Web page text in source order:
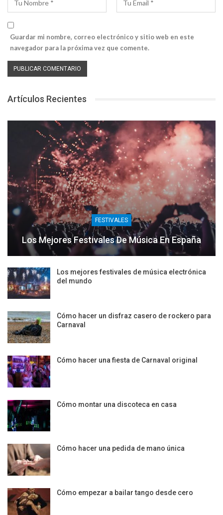
Guardar mi nombre, correo electrónico y sitio web en este
navegador para la próxima vez que comente.
Artículos Recientes
FESTIVALES
Los Mejores Festivales De Música En España
Los mejores festivales de música electrónica
del mundo
Cómo hacer un disfraz casero de rockero para
Carnaval
Cómo hacer una fiesta de Carnaval original
Cómo montar una discoteca en casa
Cómo hacer una pedida de mano única
Cómo empezar a bailar tango desde cero